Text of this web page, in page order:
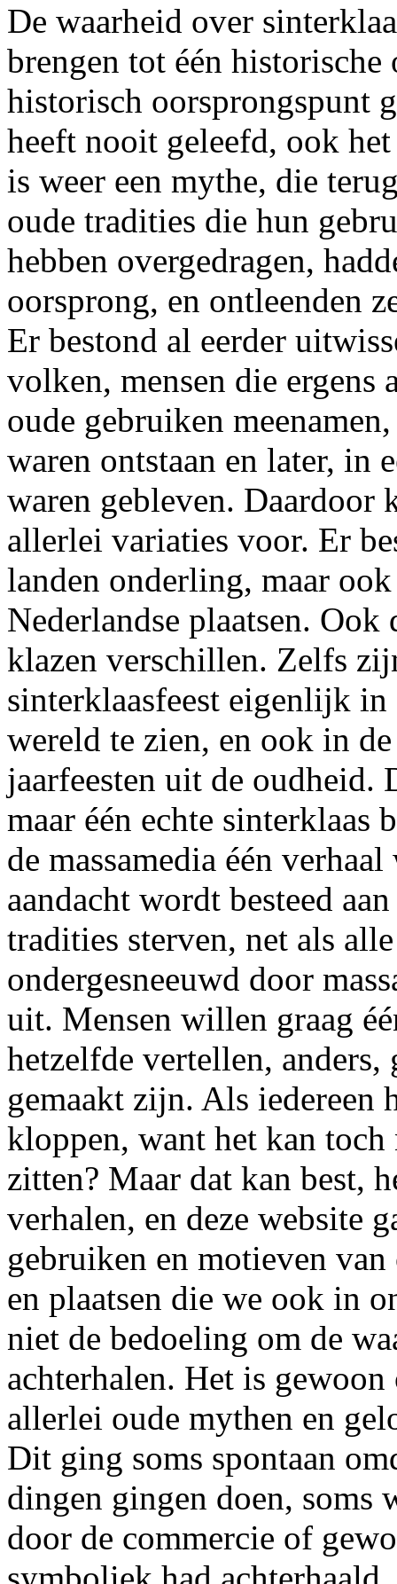
De waarheid over
brengen tot één
historisch oorsprongspunt
heeft nooit geleefd, ook
is weer een mythe, die
oude tradities die hun
hebben overgedragen,
oorsprong, en ontleenden
Er bestond al eerder
volken, mensen die ergens
oude gebruiken
waren ontstaan en later, in
waren gebleven. Daardoor
allerlei variaties voor. Er
landen onderling, maar
Nederlandse plaatsen.
klazen verschillen. Zelfs
sinterklaasfeest eigenlijk
wereld te zien, en ook in
jaarfeesten uit de oudheid.
maar één echte sinterklaas
de massamedia één
aandacht wordt besteed
tradities sterven, net als
ondergesneeuwd door
uit. Mensen willen graag
hetzelfde vertellen,
gemaakt zijn. Als iedereen
kloppen, want het kan toch
zitten? Maar dat kan best,
verhalen, en deze website
gebruiken en motieven
en plaatsen die we ook in
niet de bedoeling om de
achterhalen. Het is
allerlei oude mythen en
Dit ging soms spontaan
dingen gingen doen, soms
door de commercie of